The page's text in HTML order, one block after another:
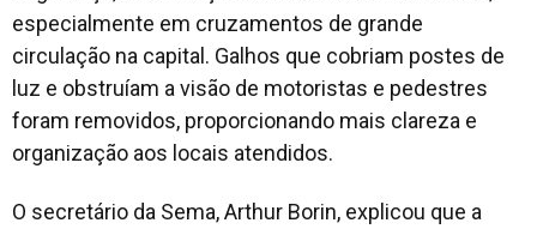
especialmente em cruzamentos de grande
circulação na capital. Galhos que cobriam postes de
luz e obstruíam a visão de motoristas e pedestres
foram removidos, proporcionando mais clareza e
organização aos locais atendidos.
O secretário da Sema, Arthur Borin, explicou que a